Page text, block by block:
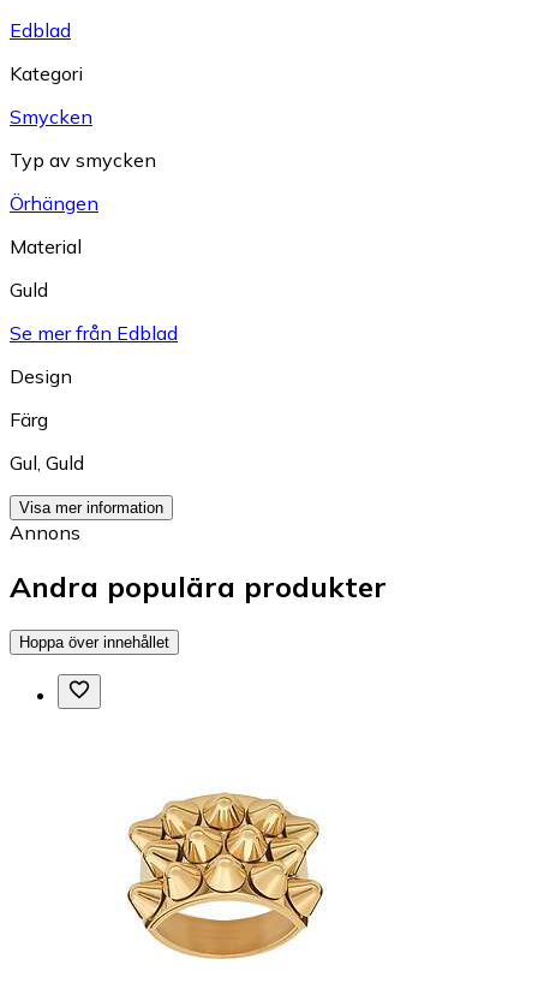
Edblad
Kategori
Smycken
Typ av smycken
Örhängen
Material
Guld
Se mer från Edblad
Design
Färg
Gul Guld
Visa mer information
Annons
Andra populära produkter
Hoppa över innehållet